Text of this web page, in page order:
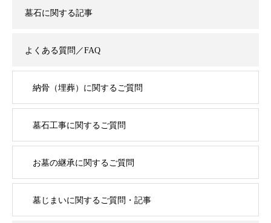
墓石に関する記事
よくある質問／FAQ
納骨（埋葬）に関するご質問
墓石工事に関するご質問
お墓の継承に関するご質問
墓じまいに関するご質問・記事